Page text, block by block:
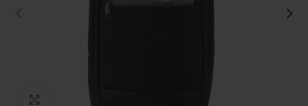
Нажмите, чтобы увеличить